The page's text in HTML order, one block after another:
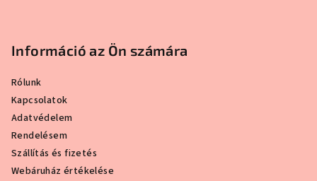
Információ az Ön számára
Rólunk
Kapcsolatok
Adatvédelem
Rendelésem
Szállítás és fizetés
Webáruház értékelése